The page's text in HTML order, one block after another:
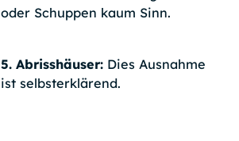
oder Schuppen kaum Sinn.
5. Abrisshäuser:Dies Ausnahme
ist selbsterklärend.